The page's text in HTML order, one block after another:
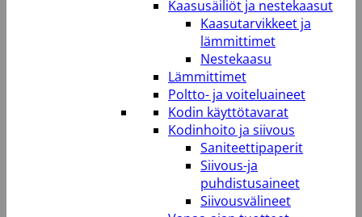
Kaasusäiliöt ja nestekaasut
Kaasutarvikkeet ja
lämmittimet
Nestekaasu
Lämmittimet
Poltto- ja voiteluaineet
Kodin käyttötavarat
Kodinhoito ja siivous
Saniteettipaperit
Siivous-ja
puhdistusaineet
Siivousvälineet